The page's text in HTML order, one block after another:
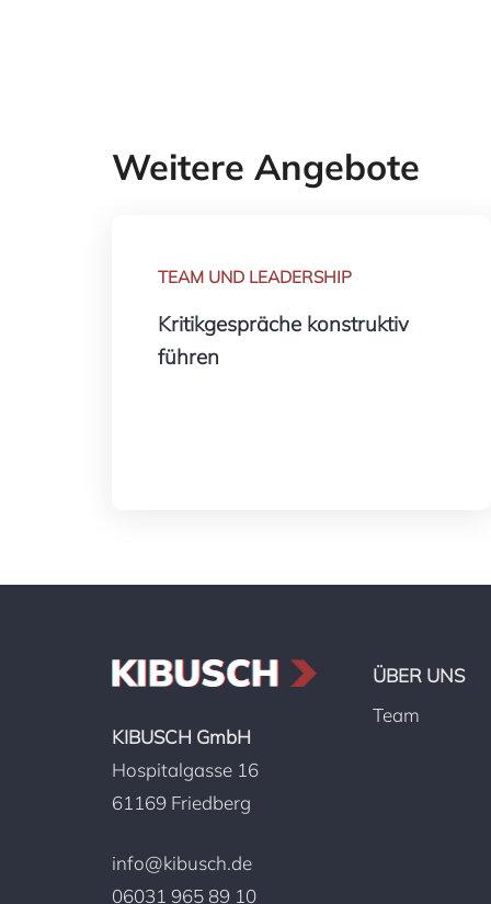
Weitere Angebote
TEAM UND LEADERSHIP
Kritikgespräche konstruktiv
führen
KIBUSCH GmbH
Hospitalgasse 16
61169 Friedberg
info@kibusch.de
06031 965 89 10
ÜBER UNS
Team